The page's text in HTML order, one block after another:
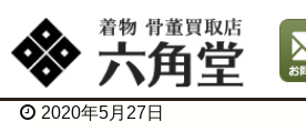
2020年5月27日